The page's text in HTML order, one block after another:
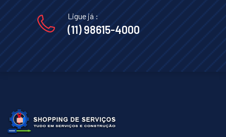
Ligue já :
(11) 98615-4000